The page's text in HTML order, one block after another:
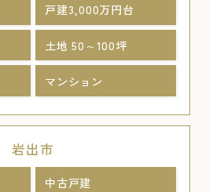
戸建3,000万円台
土地 50～100坪
マンション
岩出市
中古戸建